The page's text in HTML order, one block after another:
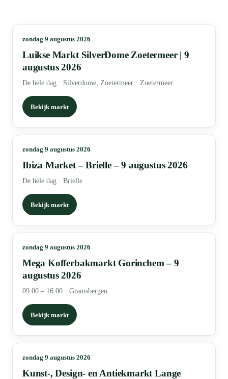
zondag 9 augustus 2026
Luikse Markt SilverDome Zoetermeer | 9
augustus 2026
De hele dag · Silverdome, Zoetermeer · Zoetermeer
Bekijk markt
zondag 9 augustus 2026
Ibiza Market – Brielle – 9 augustus 2026
De hele dag · Brielle
Bekijk markt
zondag 9 augustus 2026
Mega Kofferbakmarkt Gorinchem – 9
augustus 2026
09:00 – 16:00 · Gramsbergen
Bekijk markt
zondag 9 augustus 2026
Kunst-, Design- en Antiekmarkt Lange